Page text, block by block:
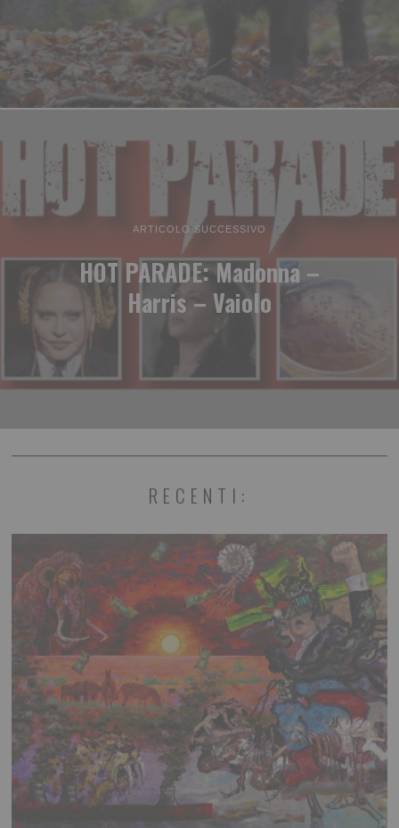
ARTICOLO SUCCESSIVO
HOT PARADE: Madonna –
Harris – Vaiolo
RECENTI: